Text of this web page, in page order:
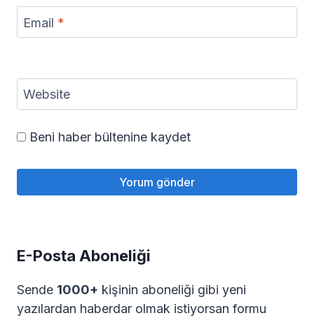
Email *
Website
Beni haber bültenine kaydet
E-Posta Aboneliği
Sende 1000+ kişinin aboneliği gibi yeni
yazılardan haberdar olmak istiyorsan formu